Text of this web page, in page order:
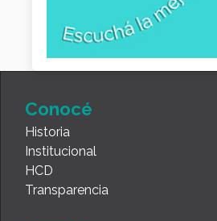
Conocé
Historia
Institucional
HCD
Transparencia